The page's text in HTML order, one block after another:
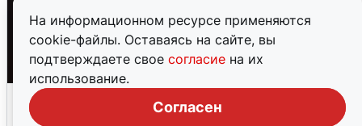
На информационном ресурсе применяются
cookie-файлы. Оставаясь на сайте, вы
подтверждаете свое согласие на их
использование.
Согласен
Взрывы в Воронеже после сигнала
тревоги